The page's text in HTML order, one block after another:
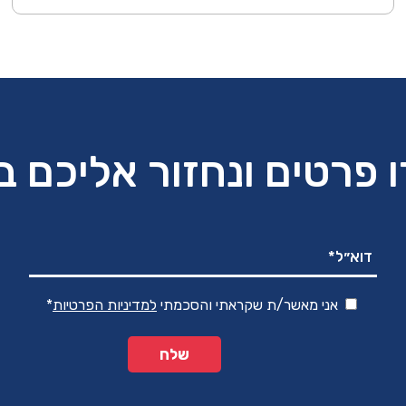
היה:
הוא:
פרטים ונחזור
אני מאשר/ת שקראתי והסכמתי למדיניות הפרטיות*